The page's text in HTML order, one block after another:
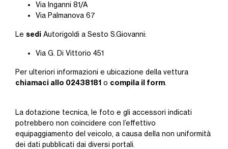
Via Inganni 81/A
Via Palmanova 67
Le sedi Autorigoldi a Sesto S.Giovanni:
Via G. Di Vittorio 451
Per ulteriori informazioni e ubicazione della vettura
chiamaci allo 02438181 o compila il form.
La dotazione tecnica, le foto e gli accessori indicati
potrebbero non coincidere con l’effettivo
equipaggiamento del veicolo, a causa della non uniformità
dei dati pubblicati dai diversi portali.